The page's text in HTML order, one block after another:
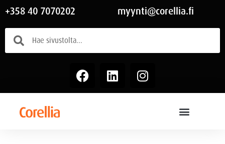
+358 40 7070202 myynti@corellia.fi